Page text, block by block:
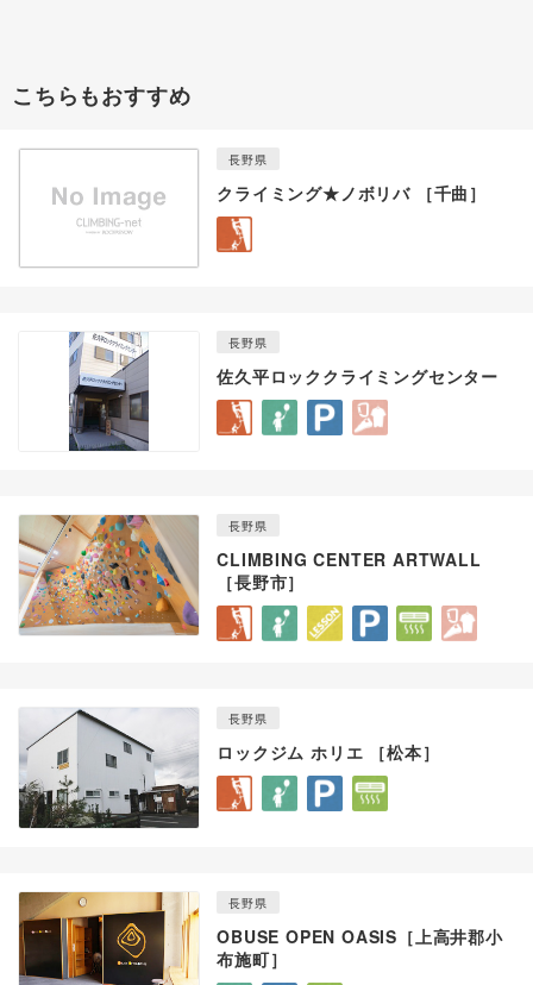
こちらもおすすめ
長野県
クライミング★ノボリバ ［千曲］
長野県
佐久平ロッククライミングセンター
長野県
CLIMBING CENTER ARTWALL
［長野市］
長野県
ロックジム ホリエ ［松本］
長野県
OBUSE OPEN OASIS［上高井郡小
布施町］